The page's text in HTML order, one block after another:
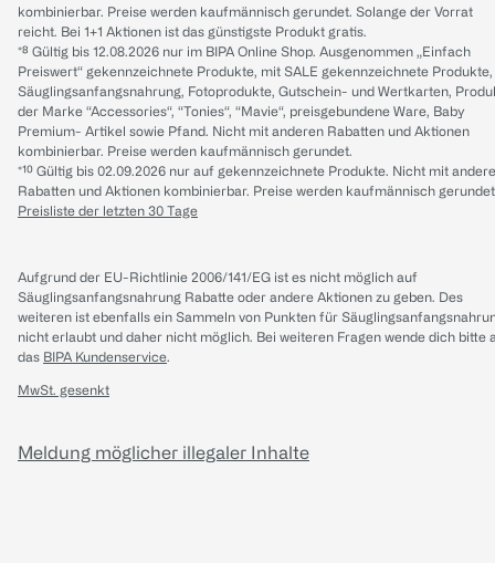
kombinierbar. Preise werden kaufmännisch gerundet. Solange der Vorrat
reicht. Bei 1+1 Aktionen ist das günstigste Produkt gratis.
*⁸ Gültig bis 12.08.2026 nur im BIPA Online Shop. Ausgenommen „Einfach
Preiswert“ gekennzeichnete Produkte, mit SALE gekennzeichnete Produkte,
Säuglingsanfangsnahrung, Fotoprodukte, Gutschein- und Wertkarten,
der Marke “Accessories“, “Tonies“, “Mavie“, preisgebundene Ware, Baby
Premium- Artikel sowie Pfand. Nicht mit anderen Rabatten und Aktionen
kombinierbar. Preise werden kaufmännisch gerundet.
*¹⁰ Gültig bis 02.09.2026 nur auf gekennzeichnete Produkte. Nicht mit
Rabatten und Aktionen kombinierbar. Preise werden kaufmännisch
Preisliste der letzten 30 Tage
Aufgrund der EU-Richtlinie 2006/141/EG ist es nicht möglich auf
Säuglingsanfangsnahrung Rabatte oder andere Aktionen zu geben. Des
weiteren ist ebenfalls ein Sammeln von Punkten für
nicht erlaubt und daher nicht möglich. Bei weiteren Fragen wende dich bitte
das BIPA Kundenservice.
MwSt. gesenkt
Meldung möglicher illegaler Inhalte